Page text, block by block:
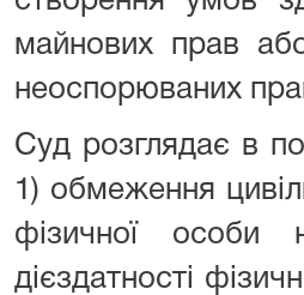
майнових прав
неоспорюваних
Суд розглядає в
1) обмеження
фізичної особи
дієздатності